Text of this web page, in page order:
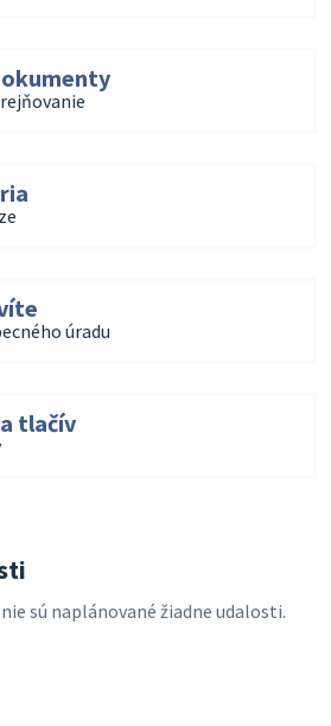
úradu
tlačív
sú naplánované žiadne udalosti.